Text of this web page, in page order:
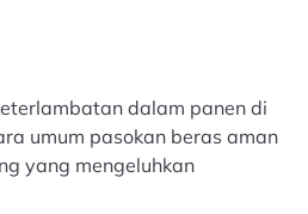
dalam panen di
umum pasokan beras aman
yang mengeluhkan